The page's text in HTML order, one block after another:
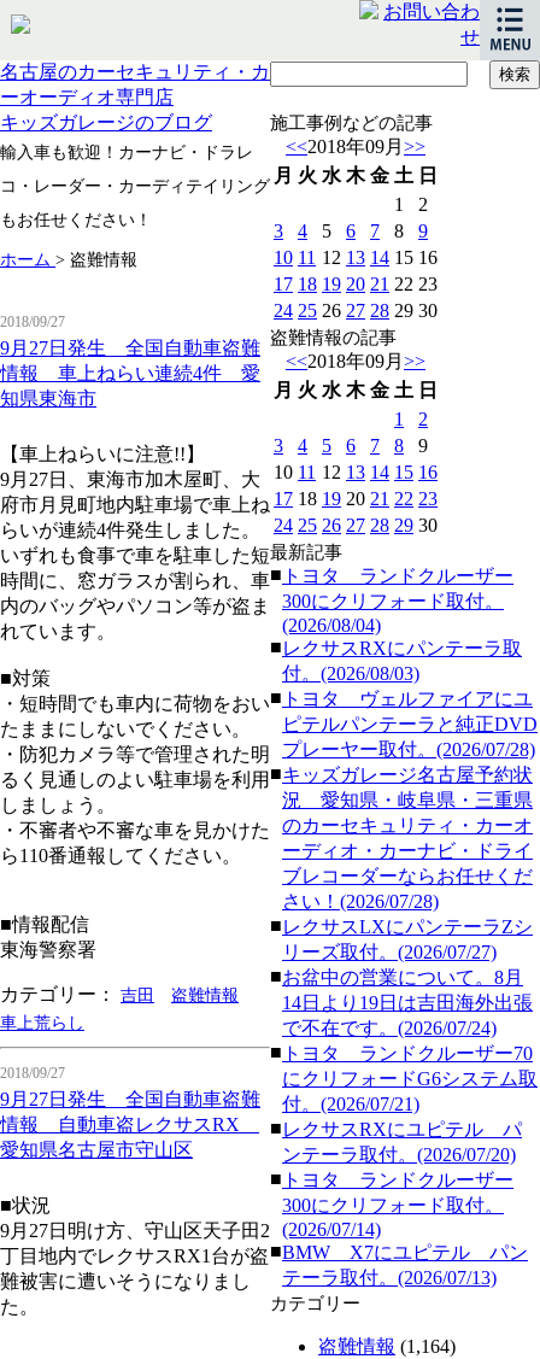
名古屋のカーセキュリティ・カ
ーオーディオ専門店
キッズガレージのブログ
輸入車も歓迎！カーナビ・ドラレ
コ・レーダー・カーディテイリング
もお任せください！
ホーム > 盗難情報
2018/09/27
9月27日発生 全国自動車盗難
情報 車上ねらい連続4件 愛
知県東海市
【車上ねらいに注意!!】
9月27日、東海市加木屋町、大
府市月見町地内駐車場で車上ね
らいが連続4件発生しました。
いずれも食事で車を駐車した短
時間に、窓ガラスが割られ、車
内のバッグやパソコン等が盗ま
れています。
■対策
・短時間でも車内に荷物をおい
たままにしないでください。
・防犯カメラ等で管理された明
るく見通しのよい駐車場を利用
しましょう。
・不審者や不審な車を見かけた
ら110番通報してください。
■情報配信
東海警察署
カテゴリー： 吉田
盗難情報
車上荒らし
2018/09/27
9月27日発生 全国自動車盗難
情報 自動車盗レクサスRX
愛知県名古屋市守山区
■状況
9月27日明け方、守山区天子田2
丁目地内でレクサスRX1台が盗
難被害に遭いそうになりまし
た。
施工事例などの記事
<<2018年09月 >>
月 火 水 木 金 土 日
1
2
3
4 5 6 7 8
9
10 11 12 13 14 15 16
17 18 19 20 21 22 23
24 25 26 27 28 29 30
盗難情報の記事
<<2018年09月 >>
月 火 水 木 金 土 日
1
2
3
4 5 6 7 8
9
10 11 12 13 14 15 16
17 18 19 20 21 22 23
24 25 26 27 28 29 30
最新記事
■ トヨタ ランドクルーザー
300にクリフォード取付。
(2026/08/04)
■レクサスRXにパンテーラ取
付。(2026/08/03)
■ トヨタ ヴェルファイアにユ
ピテルパンテーラと純正DVD
プレーヤー取付。(2026/07/28)
■キッズガレージ名古屋予約状
況 愛知県・岐阜県・三重県
のカーセキュリティ・カーオ
ーディオ・カーナビ・ドライ
ブレコーダーならお任せくだ
さい！(2026/07/28)
■レクサスLXにパンテーラZシ
リーズ取付。(2026/07/27)
■お盆中の営業について。8月
14日より19日は吉田海外出張
で不在です。(2026/07/24)
■ トヨタ ランドクルーザー70
にクリフォードG6システム取
付。(2026/07/21)
■レクサスRXにユピテル パ
ンテーラ取付。(2026/07/20)
■ トヨタ ランドクルーザー
300にクリフォード取付。
(2026/07/14)
■BMW X7にユピテル パン
テーラ取付。(2026/07/13)
カテゴリー
盗難情報 (1,164)